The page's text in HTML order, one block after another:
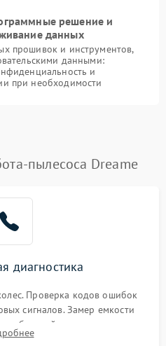
решение и
данных
прошивок и инструментов,
данными:
и
при необходимости
пылесоса Dreame
диагностика
Проверка кодов ошибок
сигналов. Замер емкости
базовой станции зарядки.
и датчиков падения для